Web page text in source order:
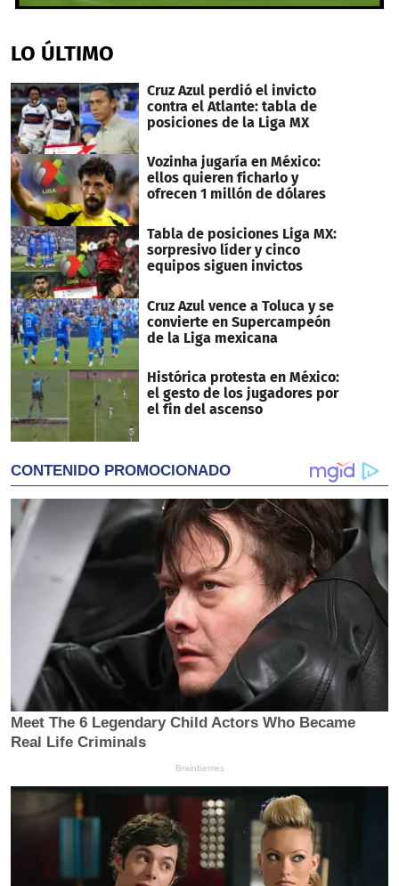
of
17
LO ÚLTIMO
Cruz Azul perdió el invicto
contra el Atlante: tabla de
posiciones de la Liga MX
Vozinha jugaría en México:
ellos quieren ficharlo y
ofrecen 1 millón de dólares
Tabla de posiciones Liga MX:
sorpresivo líder y cinco
equipos siguen invictos
Cruz Azul vence a Toluca y se
convierte en Supercampeón
de la Liga mexicana
Histórica protesta en México:
el gesto de los jugadores por
el fin del ascenso